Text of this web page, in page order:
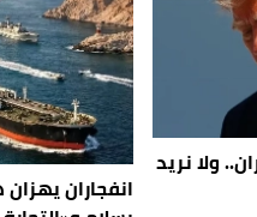
ولا نريد
انفجاران